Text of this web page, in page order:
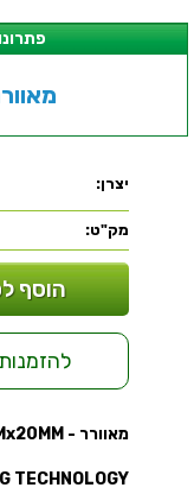
יצרן:
מק"ט:
הוסף
מאוורר - 5VDC , 40MMx40MMx20MM
TECHNOLOGY